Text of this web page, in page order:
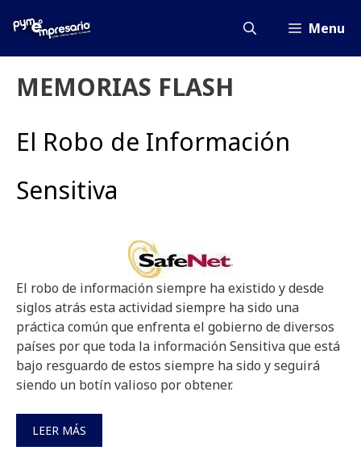
Menu
MEMORIAS FLASH
El Robo de Información
Sensitiva
El robo de información siempre ha existido y desde
siglos atrás esta actividad siempre ha sido una
práctica común que enfrenta el gobierno de diversos
países por que toda la información Sensitiva que está
bajo resguardo de estos siempre ha sido y seguirá
siendo un botín valioso por obtener.
LEER MÁS